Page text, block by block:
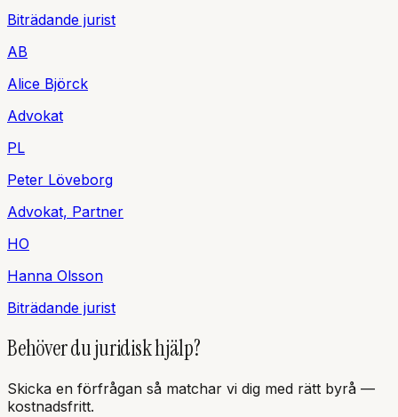
Biträdande jurist
AB
Alice Björck
Advokat
PL
Peter Löveborg
Advokat, Partner
HO
Hanna Olsson
Biträdande jurist
Behöver du juridisk hjälp?
Skicka en förfrågan så matchar vi dig med rätt byrå —
kostnadsfritt.